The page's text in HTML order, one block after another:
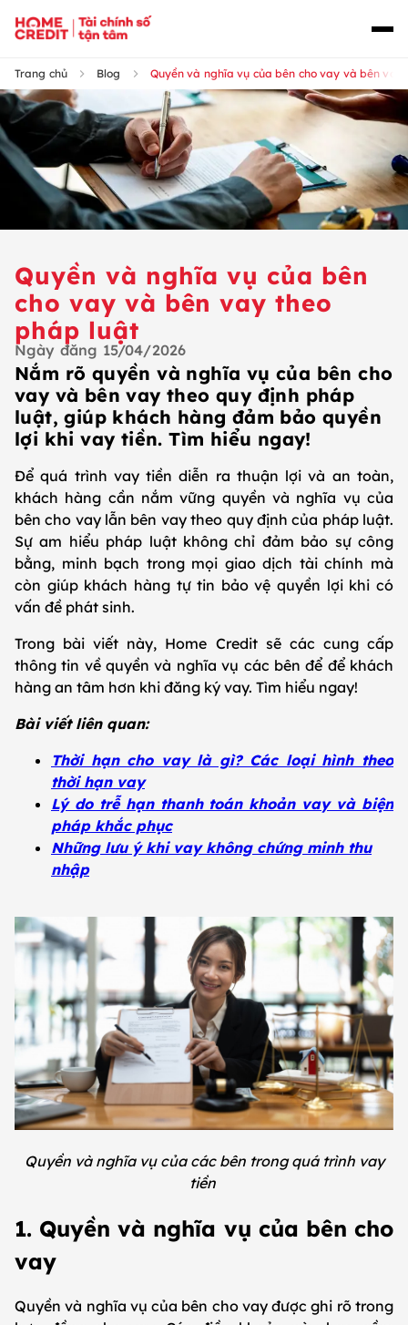
Trang chủ Blog Quyền và nghĩa vụ của bên cho vay và bên
Quyền và nghĩa vụ của bên
cho vay và bên vay theo
pháp luật
Ngày đăng 15/04/2026
Nắm rõ quyền và nghĩa vụ của bên cho
vay và bên vay theo quy định pháp
luật, giúp khách hàng đảm bảo quyền
lợi khi vay tiền. Tìm hiểu ngay!
Để quá trình vay tiền diễn ra thuận lợi và an toàn,
khách hàng cần nắm vững quyền và nghĩa vụ của
bên cho vay lẫn bên vay theo quy định của pháp luật.
Sự am hiểu pháp luật không chỉ đảm bảo sự công
bằng, minh bạch trong mọi giao dịch tài chính mà
còn giúp khách hàng tự tin bảo vệ quyền lợi khi có
vấn đề phát sinh.
Trong bài viết này, Home Credit sẽ các cung cấp
thông tin về quyền và nghĩa vụ các bên để để khách
hàng an tâm hơn khi đăng ký vay. Tìm hiểu ngay!
Bài viết liên quan:
Thời hạn cho vay là gì? Các loại hình theo
thời hạn vay
Lý do trễ hạn thanh toán khoản vay và biện
pháp khắc phục
Những lưu ý khi vay không chứng minh thu
nhập
Quyền và nghĩa vụ của các bên trong quá trình vay
tiền
1. Quyền và nghĩa vụ của bên cho
vay
Quyền và nghĩa vụ của bên cho vay được ghi rõ trong